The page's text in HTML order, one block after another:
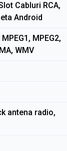
Cabluri RCA,
Android
MPEG2,
WMV
antena radio,